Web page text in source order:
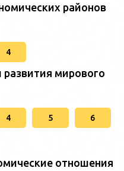
районов
4
развития мирового
4 5 6
отношения